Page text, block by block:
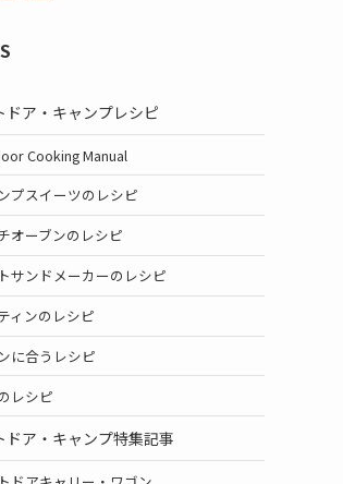
ドア・キャンプレシピ
Cooking Manual
プスイーツのレシピ
オーブンのレシピ
サンドメーカーのレシピ
ィンのレシピ
に合うレシピ
レシピ
ドア・キャンプ特集記事